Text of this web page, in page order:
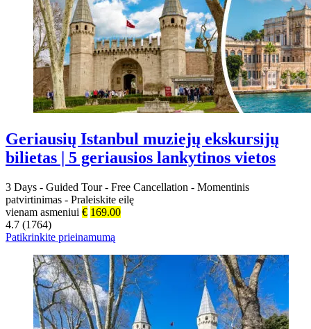
Geriausių Istanbul muziejų ekskursijų
bilietas | 5 geriausios lankytinos vietos
3 Days - Guided Tour - Free Cancellation - Momentinis
patvirtinimas - Praleiskite eilę
vienam asmeniui € 169.00
4.7 (1764)
Patikrinkite prieinamumą